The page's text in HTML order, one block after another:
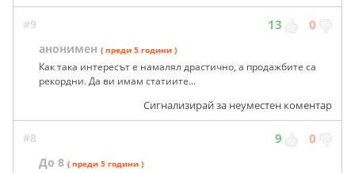
#9 13 0
анонимен ( преди 5 години )
Как така интересът е намалял драстично, а продажбите са
рекордни. Да ви имам статиите...
Сигнализирай за неуместен коментар
#8 9 0
До 8 ( преди 5 години )